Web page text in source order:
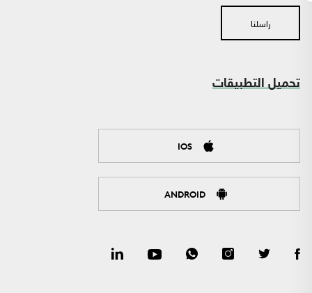
راسلنا
تحميل التطبيقات
IOS
ANDROID